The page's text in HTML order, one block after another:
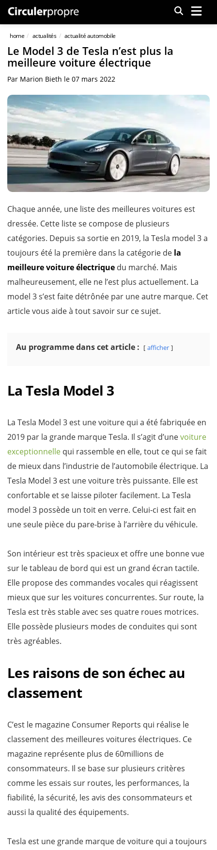
Menu
home actualités actualité automobile
Le Model 3 de Tesla n’est plus la
meilleure voiture électrique
Par Marion Bieth le 07 mars 2022
Chaque année, une liste des meilleures voitures est
dressée. Cette liste se compose de plusieurs
catégories. Depuis sa sortie en 2019, la Tesla model 3 a
toujours été la première dans la catégorie de la
meilleure voiture électrique du marché. Mais
malheureusement, elle ne l’est plus actuellement. La
model 3 s’est faite détrônée par une autre marque. Cet
article vous aide à tout savoir sur ce sujet.
Au programme dans cet article : afficher
La Tesla Model 3
La Tesla Model 3 est une voiture qui a été fabriquée en
2019 par la grande marque Tesla. Il s’agit d’unevoiture
exceptionnelle qui rassemble en elle, tout ce qui se fait
de mieux dans l’industrie de l’automobile électrique. La
Tesla Model 3 est une voiture très puissante. Elle est
confortable et se laisse piloter facilement. La Tesla
model 3 possède un toit en verre. Celui-ci est fait en
une seule pièce du pare-brise à l’arrière du véhicule.
Son intérieur est très spacieux et offre une bonne vue
sur le tableau de bord qui est un grand écran tactile.
Elle propose des commandes vocales qui réagissent
mieux que sur les voitures concurrentes. Sur route, la
Tesla est très stable avec ses quatre roues motrices.
Elle possède plusieurs modes de conduites qui sont
très agréables.
Les raisons de son échec au
classement
C’est le magazine Consumer Reports qui réalise le
classement des meilleures voitures électriques. Ce
magazine représente plus de 60millions de
consommateurs. Il se base sur plusieurs critères
comme les essais sur routes, les performances, la
fiabilité, la sécurité, les avis des consommateurs et
aussi la qualité des équipements.
Tesla est une grande marque de voiture qui a toujours